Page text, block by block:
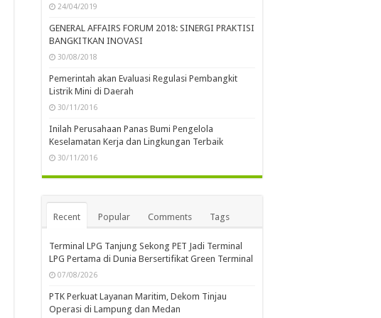
24/04/2019
GENERAL AFFAIRS FORUM 2018: SINERGI PRAKTISI
BANGKITKAN INOVASI
30/08/2018
Pemerintah akan Evaluasi Regulasi Pembangkit
Listrik Mini di Daerah
30/11/2016
Inilah Perusahaan Panas Bumi Pengelola
Keselamatan Kerja dan Lingkungan Terbaik
30/11/2016
Recent Popular Comments Tags
Terminal LPG Tanjung Sekong PET Jadi Terminal
LPG Pertama di Dunia Bersertifikat Green Terminal
07/08/2026
PTK Perkuat Layanan Maritim, Dekom Tinjau
Operasi di Lampung dan Medan